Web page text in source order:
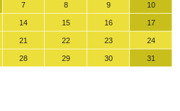
7 8 9 10
14 15 16 17
21 22 23 24
28 29 30 31